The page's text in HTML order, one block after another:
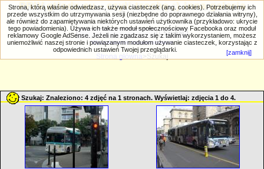
PRIV.gtlodz.eu - czyli trochę ;) inna galeria
Wyszukiwanie zaawansowane
Strona główna >Szukaj
Szukaj: Znaleziono: 4 zdjęć na 1 stronach. Wyświetlaj: zdjęcia 1 do 4.
Strona, którą właśnie odwiedzasz, używa ciasteczek (ang. cookies). Potrzebujemy ich
przede wszystkim do utrzymywania sesji (niezbędne do poprawnego działania witryny),
ale również do zapamiętywania niektórych ustawień użytkownika (przykładowo: ukrycie
tego powiadomienia). Używa ich także moduł społecznościowy Facebooka oraz moduł
reklamowy Google AdSense. Jeżeli nie zgadzasz się z takim wykorzystaniem, możesz
uniemożliwić naszej stronie i powiązanym modułom używanie ciasteczek, korzystając z
odpowiednich ustawień Twojej przeglądarki.
[zamknij]